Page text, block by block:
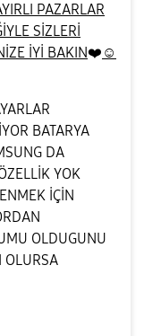
PAZARLAR
SİZLERİ
İYİ BAKIN❤️ ☺️
BATARYA
DA
YOK
İÇİN
OLDUGUNU
OLURSA